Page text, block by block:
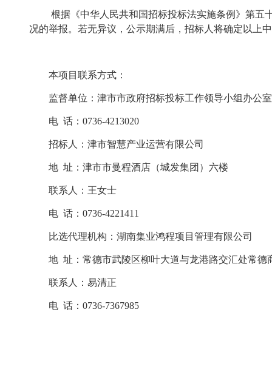
根据《中华人民共和国招标投标法实施条例》第五十四条
况的举报。若无异议，公示期满后，招标人将确定以
本项目联系方式：
监督单位：津市市政府招标投标工作领导小组办公室
电 话：0736-4213020
招标人： 津市智慧产业运营有限公司
地 址：津市市曼程酒店（城发集团）六楼
联系人：王女士
电 话：0736-4221411
比选代理机构： 湖南集业鸿程项目管理有限公司
地 址：常德市武陵区柳叶大道与龙港路交汇处常德
联系人：易清正
电 话： 0736-7367985